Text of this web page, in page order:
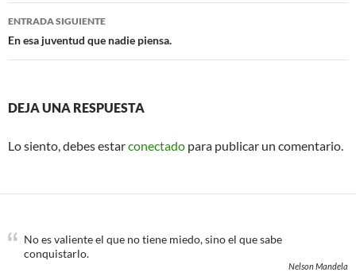
entradas
ENTRADA SIGUIENTE
En esa juventud que nadie piensa.
DEJA UNA RESPUESTA
Lo siento, debes estarconectado para publicar un comentario.
No es valiente el que no tiene miedo, sino el que sabe
conquistarlo.
Nelson Mandela